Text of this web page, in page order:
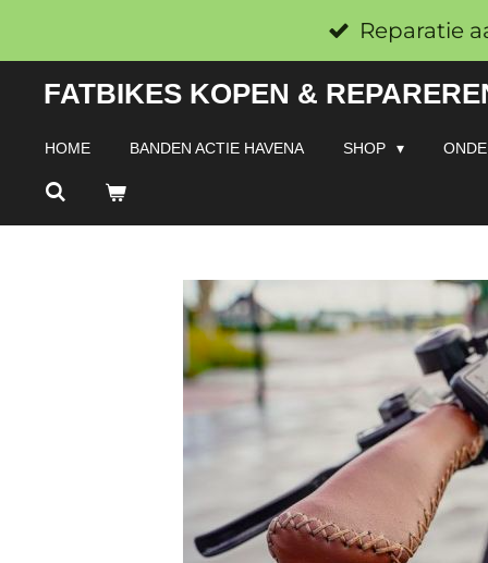
direct
naar
hoofdinhoud
Reparatie
FATBIKES KOPEN &
HOME BANDEN ACTIE HAVENA SHOP